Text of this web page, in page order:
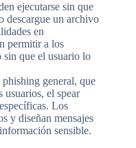
ejecutarse sin que
descargue un archivo
en
permitir a los
sin que el usuario lo
general, que
usuarios, el spear
Los
y diseñan mensajes
sensible.